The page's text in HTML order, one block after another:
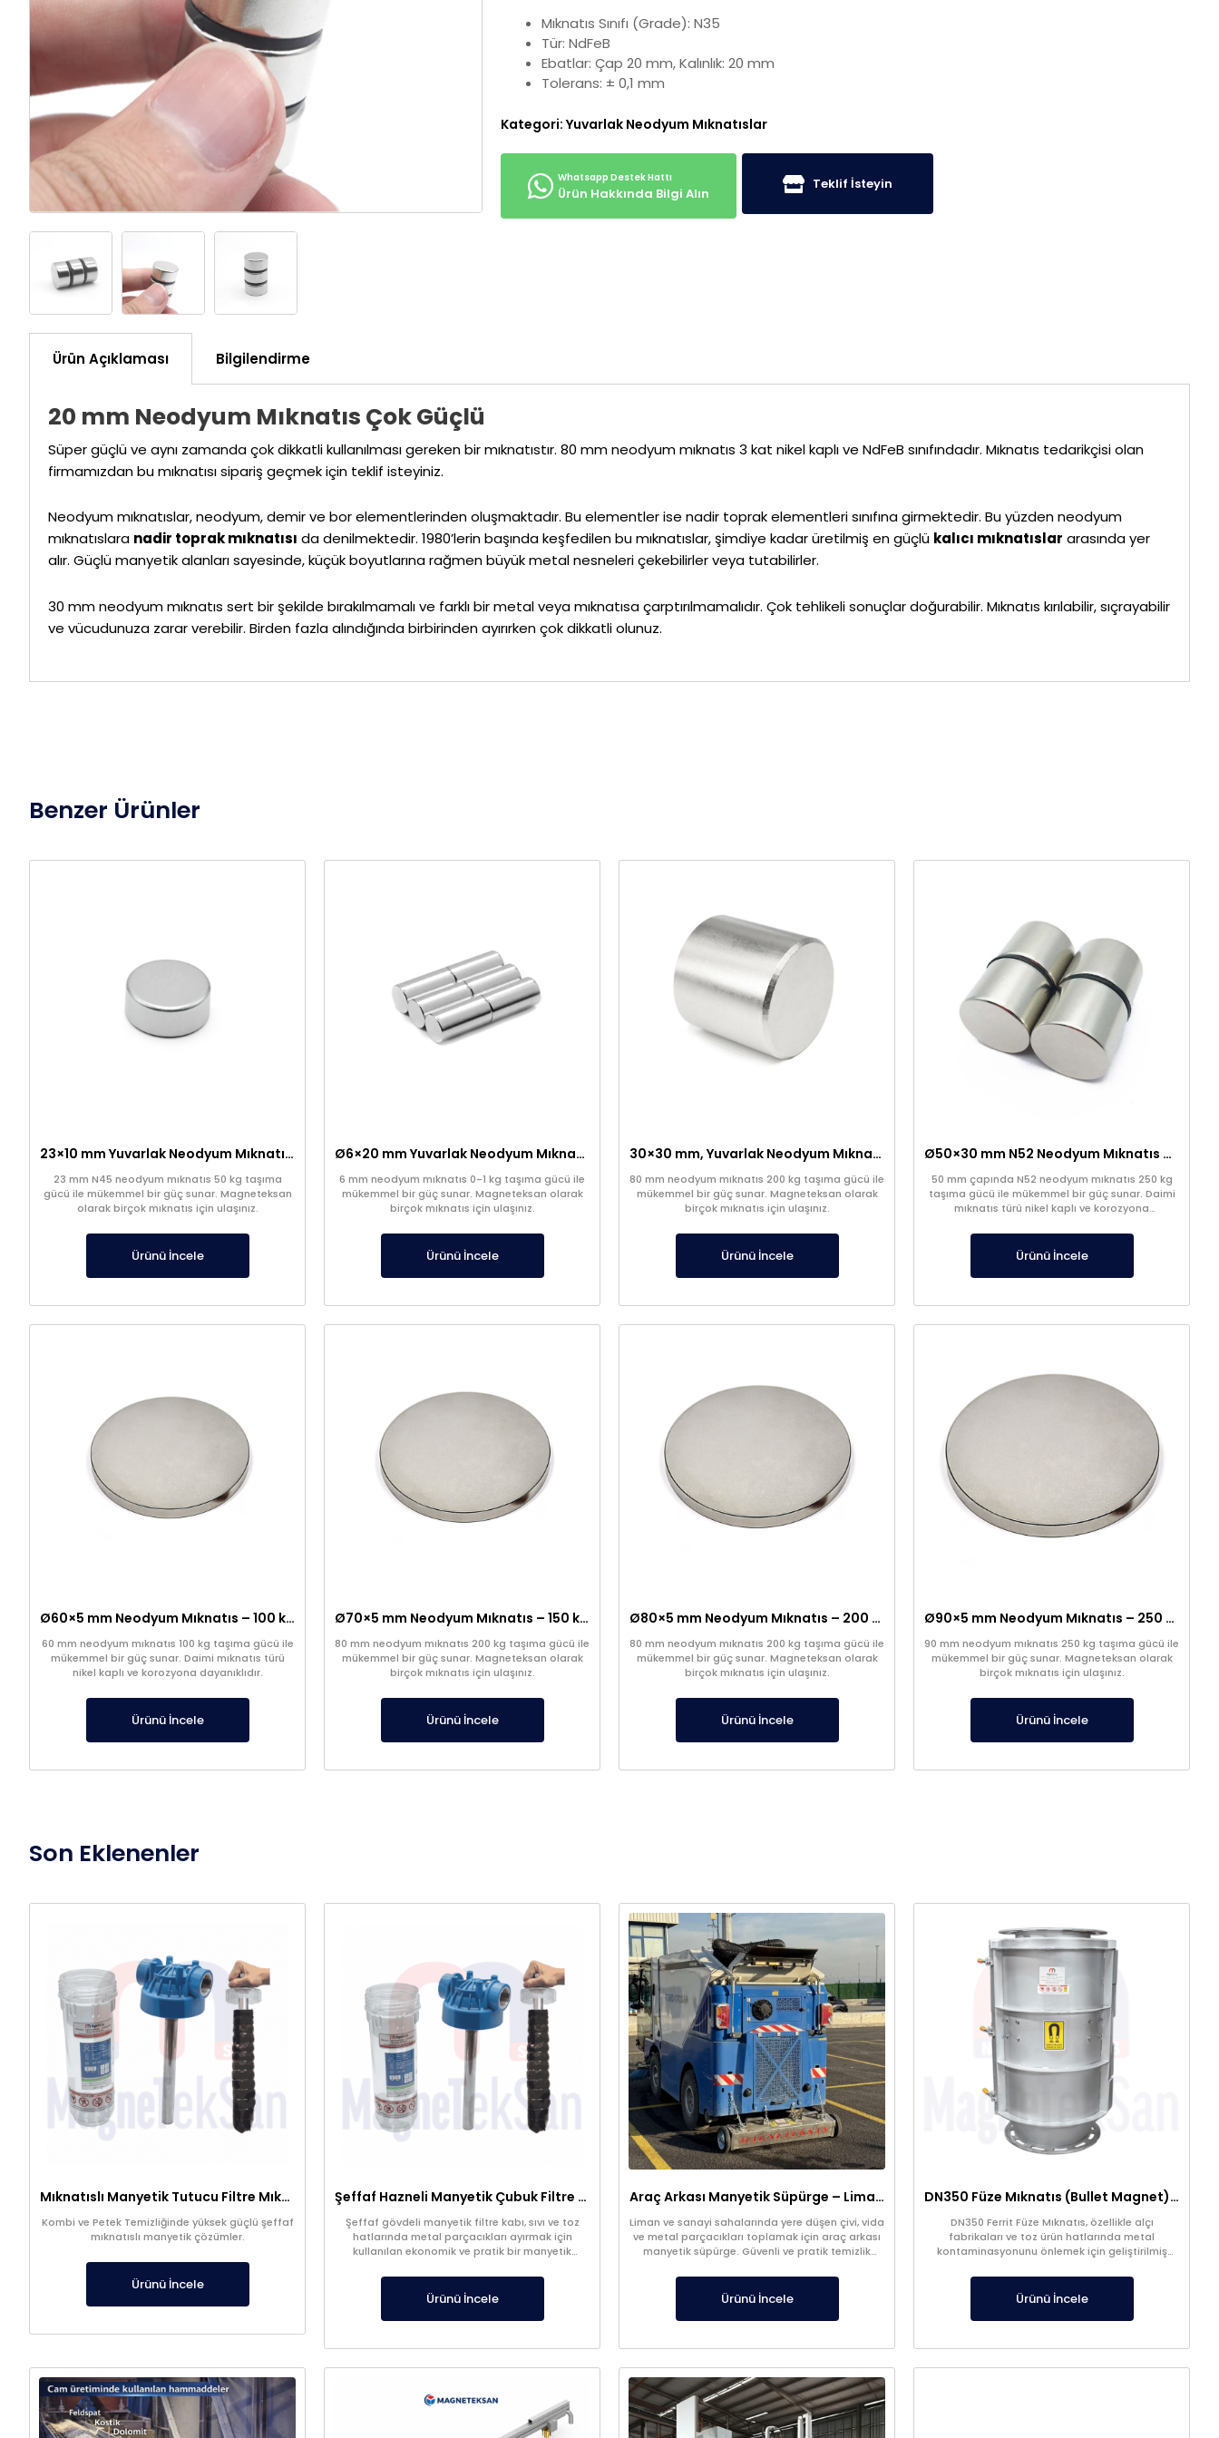
Mıknatıs Sınıfı (Grade): N35
Tür: NdFeB
Ebatlar: Çap 20 mm, Kalınlık: 20 mm
Tolerans: ± 0,1 mm
Kategori:Yuvarlak Neodyum Mıknatıslar
Ürün Hakkında Bilgi Alın
Teklif İsteyin
Ürün Açıklaması Bilgilendirme
20 mm Neodyum Mıknatıs Çok Güçlü
Süper güçlü ve aynı zamanda çok dikkatli kullanılması gereken bir mıknatıstır. 80 mm neodyum mıknatıs 3 kat nikel kaplı ve NdFeB sınıfındadır. Mıknatıs tedarikçisi olan
firmamızdan bu mıknatısı sipariş geçmek için teklif isteyiniz.
Neodyum mıknatıslar, neodyum, demir ve bor elementlerinden oluşmaktadır. Bu elementler ise nadir toprak elementleri sınıfına girmektedir. Bu yüzden neodyum
mıknatıslara nadir toprak mıknatısı da denilmektedir. 1980’lerin başında keşfedilen bu mıknatıslar, şimdiye kadar üretilmiş en güçlü kalıcı mıknatıslar arasında yer
alır. Güçlü manyetik alanları sayesinde, küçük boyutlarına rağmen büyük metal nesneleri çekebilirler veya tutabilirler.
30 mm neodyum mıknatıs sert bir şekilde bırakılmamalı ve farklı bir metal veya mıknatısa çarptırılmamalıdır. Çok tehlikeli sonuçlar doğurabilir. Mıknatıs kırılabilir, sıçrayabilir
ve vücudunuza zarar verebilir. Birden fazla alındığında birbirinden ayırırken çok dikkatli olunuz.
Benzer Ürünler
23×10 mm Yuvarlak Neodyum Mıknatıs (Çap 23 mm, Kalınlık 10 mm)
23 mm N45 neodyum mıknatıs 50 kg taşıma
gücü ile mükemmel bir güç sunar. Magneteksan
olarak birçok mıknatıs için ulaşınız.
Ürünü İncele
Ø6×20 mm Yuvarlak Neodyum Mıknatıs (Çap: 6 mm, Uzunluk: 20 mm)
6 mm neodyum mıknatıs 0-1 kg taşıma gücü ile
mükemmel bir güç sunar. Magneteksan olarak
birçok mıknatıs için ulaşınız.
Ürünü İncele
30×30 mm, Yuvarlak Neodyum Mıknatıs, Güçlü Magnet (Çap: 30 mm, Kalınlık: 30 mm)
80 mm neodyum mıknatıs 200 kg taşıma gücü ile
mükemmel bir güç sunar. Magneteksan olarak
birçok mıknatıs için ulaşınız.
Ürünü İncele
Ø50×30 mm N52 Neodyum Mıknatıs – 250 kg Taşıma Gücü
50 mm çapında N52 neodyum mıknatıs 250 kg
taşıma gücü ile mükemmel bir güç sunar. Daimi
mıknatıs türü nikel kaplı ve korozyona
Ürünü İncele
Ø60×5 mm Neodyum Mıknatıs – 100 kg Taşıma Gücü
60 mm neodyum mıknatıs 100 kg taşıma gücü ile
mükemmel bir güç sunar. Daimi mıknatıs türü
nikel kaplı ve korozyona dayanıklıdır.
Ürünü İncele
Ø70×5 mm Neodyum Mıknatıs – 150 kg Taşıma Gücü
80 mm neodyum mıknatıs 200 kg taşıma gücü ile
mükemmel bir güç sunar. Magneteksan olarak
birçok mıknatıs için ulaşınız.
Ürünü İncele
Ø80×5 mm Neodyum Mıknatıs – 200 kg Taşıma Gücü
80 mm neodyum mıknatıs 200 kg taşıma gücü ile
mükemmel bir güç sunar. Magneteksan olarak
birçok mıknatıs için ulaşınız.
Ürünü İncele
Ø90×5 mm Neodyum Mıknatıs – 250 kg Taşıma Gücü
90 mm neodyum mıknatıs 250 kg taşıma gücü ile
mükemmel bir güç sunar. Magneteksan olarak
birçok mıknatıs için ulaşınız.
Ürünü İncele
Son Eklenenler
Mıknatıslı Manyetik Tutucu Filtre Mıknatıs – Petek ve Kombi Temizliği
Kombi ve Petek Temizliğinde yüksek güçlü şeffaf
mıknatıslı manyetik çözümler.
Ürünü İncele
Şeffaf Hazneli Manyetik Çubuk Filtre – Ekonomik ve Yüksek Verimli Metal Tutucu
Şeffaf gövdeli manyetik filtre kabı, sıvı ve toz
hatlarında metal parçacıkları ayırmak için
kullanılan ekonomik ve pratik bir manyetik
kalitesini artırır ve ekipmanları korur.
Ürünü İncele
Araç Arkası Manyetik Süpürge – Liman, Fuar Alanı ve Otomotiv Fabrikaları İçin
Liman ve sanayi sahalarında yere düşen çivi, vida
ve metal parçacıkları toplamak için araç arkası
manyetik süpürge. Güvenli ve pratik temizlik
Ürünü İncele
DN350 Füze Mıknatıs (Bullet Magnet) – Toz ve Alçı Hatlarında Tıkanma Yapmaz Manyetik Seperatör
DN350 Ferrit Füze Mıknatıs, özellikle alçı
fabrikaları ve toz ürün hatlarında metal
kontaminasyonunu önlemek için geliştirilmiş
Ürünü İncele